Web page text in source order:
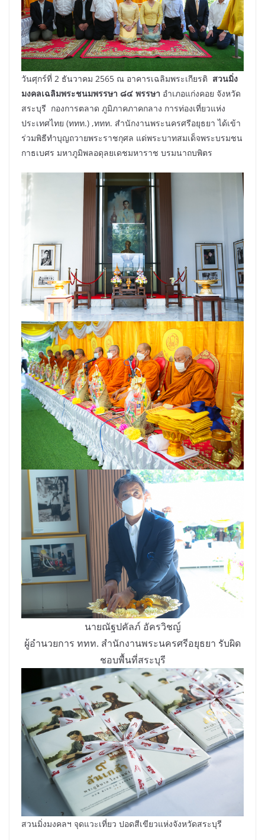
วันศุกร์ที่ 2 ธันวาคม 2565 ณ อาคารเฉลิมพระเกียรติ สวนมิ่ง
มงคลเฉลิมพระชนมพรรษา ๘๔ พรรษา อำเภอแก่งคอย จังหวัด
สระบุรี กองการตลาด ภูมิภาคภาคกลาง การท่องเที่ยวแห่ง
ประเทศไทย (ททท.) ,ททท. สำนักงานพระนครศรีอยุธยา ได้เข้า
ร่วมพิธีทำบุญถวายพระราชกุศล แด่พระบาทสมเด็จพระบรมชน
กาธเบศร มหาภูมิพลอดุลยเดชมหาราช บรมนาถบพิตร
นายณัฐปคัลภ์ อัครวิชญ์
ผู้อำนวยการ ททท. สำนักงานพระนครศรีอยุธยา รับผิด
ชอบพื้นที่สระบุรี
สวนมิ่งมงคลฯ จุดแวะเที่ยว ปอดสีเขียวแห่งจังหวัดสระบุรี